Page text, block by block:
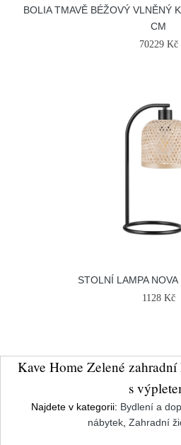
BOLIA TMAVĚ BÉŽOVÝ VLNĚNÝ
CM
70229 Kč
STOLNÍ LAMPA
1128 Kč
Kave Home Zelené
s
Najdete v kategorii: Bydlení a
nábytek, Zahradní